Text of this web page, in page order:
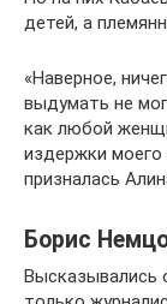
детей, а
«Наверное,
выдумать не
как любой
издержки моего
призналась
Борис
Высказывались